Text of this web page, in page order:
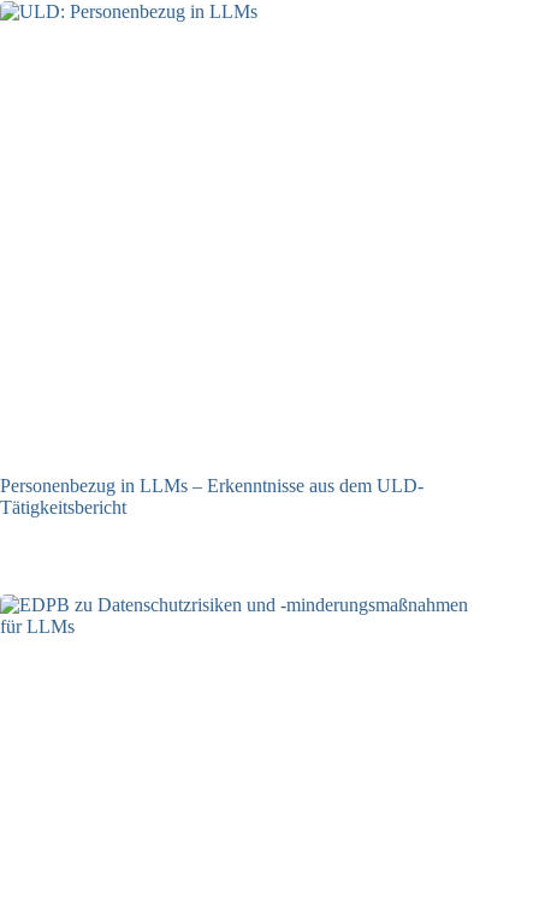
Personenbezug in LLMs – Erkenntnisse aus dem ULD-
Tätigkeitsbericht